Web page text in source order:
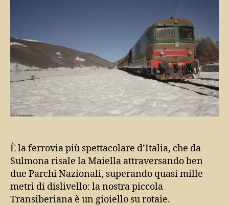
Parchi
d’Abruzzo
È la ferrovia più spettacolare d’Italia, che da
Sulmona risale la Maiella attraversando ben
due Parchi Nazionali, superando quasi mille
metri di dislivello: la nostra piccola
Transiberiana è un gioiello su rotaie.